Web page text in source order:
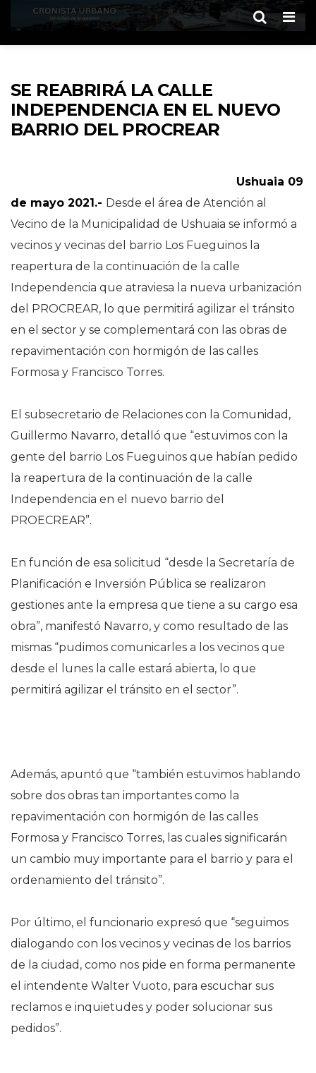
SE REABRIRÁ LA CALLE
INDEPENDENCIA EN EL NUEVO
BARRIO DEL PROCREAR
Ushuaia 09
de mayo 2021.- Desde el área de Atención al
Vecino de la Municipalidad de Ushuaia se informó a
vecinos y vecinas del barrio Los Fueguinos la
reapertura de la continuación de la calle
Independencia que atraviesa la nueva urbanización
del PROCREAR, lo que permitirá agilizar el tránsito
en el sector y se complementará con las obras de
repavimentación con hormigón de las calles
Formosa y Francisco Torres.
El subsecretario de Relaciones con la Comunidad,
Guillermo Navarro, detalló que “estuvimos con la
gente del barrio Los Fueguinos que habían pedido
la reapertura de la continuación de la calle
Independencia en el nuevo barrio del
PROECREAR”.
En función de esa solicitud “desde la Secretaría de
Planificación e Inversión Pública se realizaron
gestiones ante la empresa que tiene a su cargo esa
obra”, manifestó Navarro, y como resultado de las
mismas “pudimos comunicarles a los vecinos que
desde el lunes la calle estará abierta, lo que
permitirá agilizar el tránsito en el sector”.
Además, apuntó que “también estuvimos hablando
sobre dos obras tan importantes como la
repavimentación con hormigón de las calles
Formosa y Francisco Torres, las cuales significarán
un cambio muy importante para el barrio y para el
ordenamiento del tránsito”.
Por último, el funcionario expresó que “seguimos
dialogando con los vecinos y vecinas de los barrios
de la ciudad, como nos pide en forma permanente
el intendente Walter Vuoto, para escuchar sus
reclamos e inquietudes y poder solucionar sus
pedidos”.